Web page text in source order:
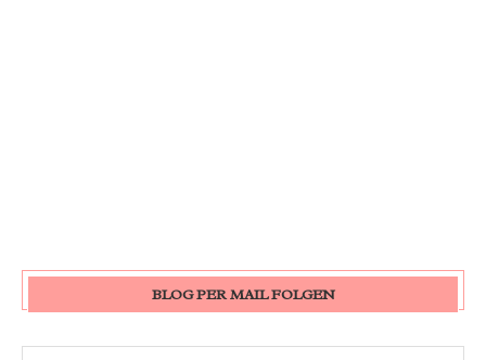
BLOG PER MAIL FOLGEN